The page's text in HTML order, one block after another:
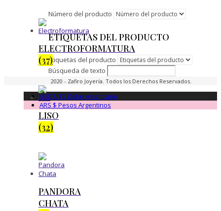
ELECTROFORMATURA
(37)
LISO
(32)
PANDORA
CHATA
Número del producto
ETIQUETAS DEL PRODUCTO
Etiquetas del producto
Búsqueda de texto
2020 - Zafiro Joyería. Todos los Derechos Reservados.
USD U$S Dolar Americano
ARS $ Pesos Argentinos